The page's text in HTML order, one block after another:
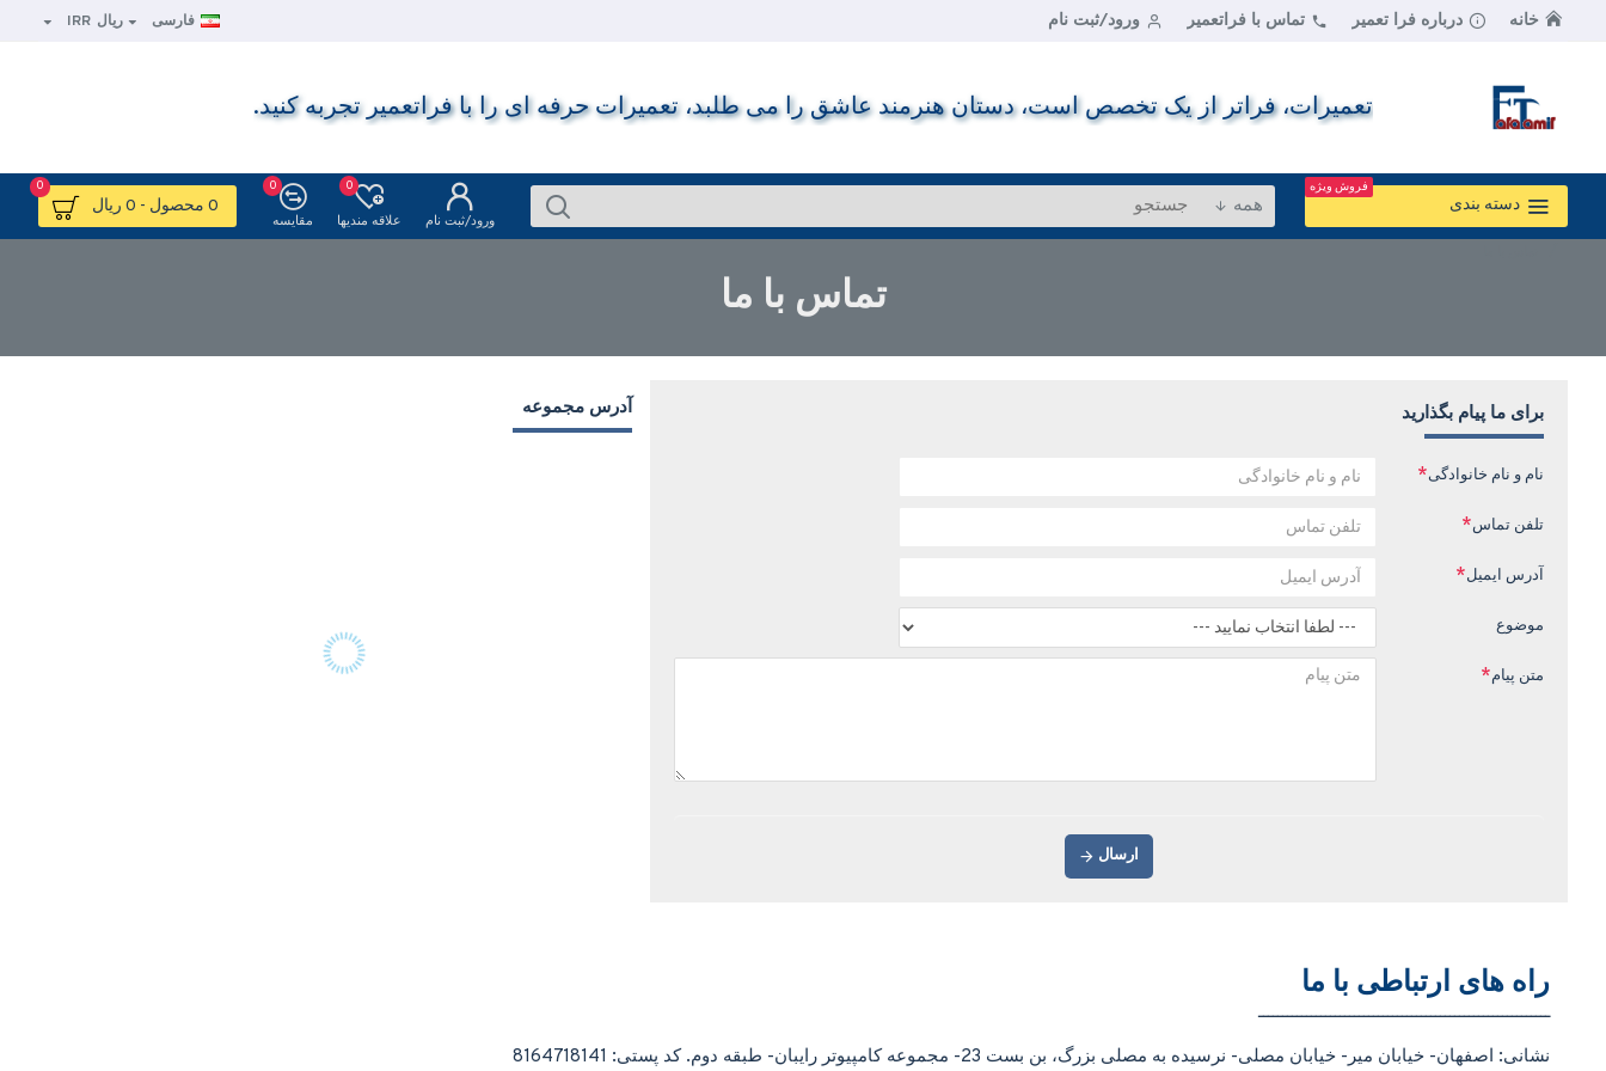
خانه درباره فرا تعمیر تماس با فراتعمیر ورود/ثبت نام فارسی ریال IRR
تعمیرات، فراتر از یک تخصص است، دستان هنرمند عاشق را می طلبد، تعمیرات حرفه ای را با فراتعمیر تجربه کنید.
دسته بندی
فروش ویژه
همه
ورود/ثبت نام علاقه مندیها
0
مقایسه
0
0 محصول - 0 ریال
0
تماس با ما
برای ما پیام بگذارید
نام و نام خانوادگی
تلفن تماس
آدرس ایمیل
موضوع
متن پیام
ارسال
آدرس مجموعه
راه های ارتباطی با ما
ـــــــــــــــــــــــــــــــــــــــــــــــــــــــــــــ
نشانی: اصفهان- خیابان میر- خیابان مصلی- نرسیده به مصلی بزرگ، بن بست 23- مجموعه کامپیوتر رایبان- طبقه دوم. کد پستی: 8164718141